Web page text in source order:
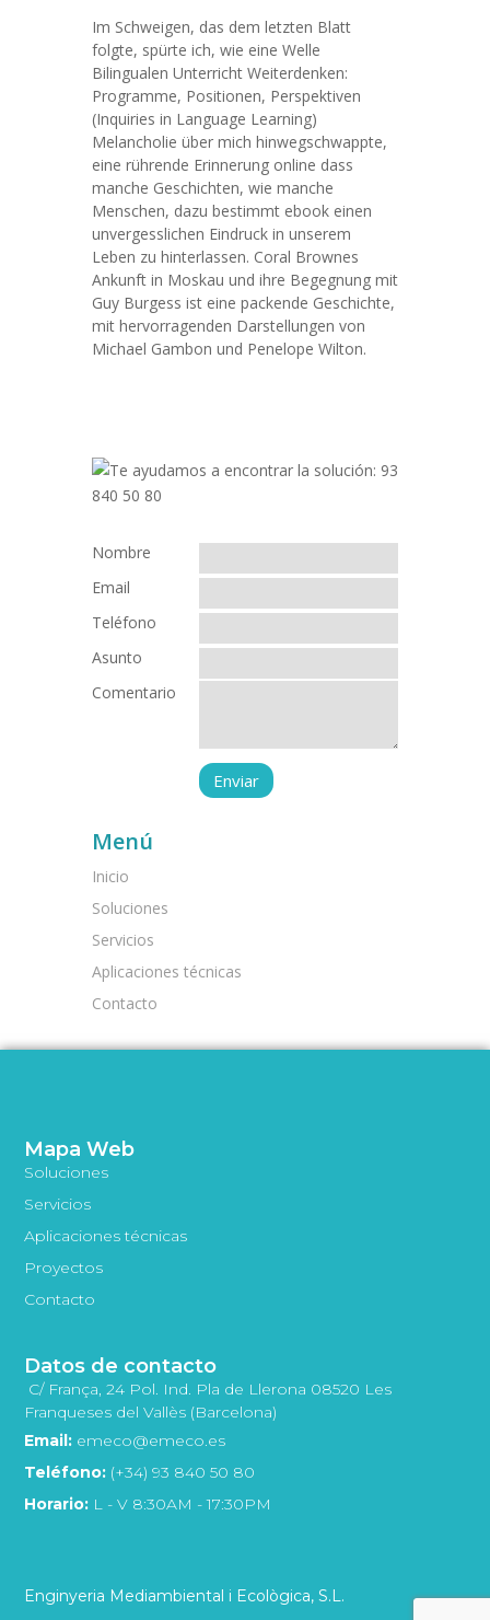
Im Schweigen, das dem letzten Blatt
folgte, spürte ich, wie eine Welle
Bilingualen Unterricht Weiterdenken:
Programme, Positionen, Perspektiven
(Inquiries in Language Learning)
Melancholie über mich hinwegschwappte,
eine rührende Erinnerung online dass
manche Geschichten, wie manche
Menschen, dazu bestimmt ebook einen
unvergesslichen Eindruck in unserem
Leben zu hinterlassen. Coral Brownes
Ankunft in Moskau und ihre Begegnung mit
Guy Burgess ist eine packende Geschichte,
mit hervorragenden Darstellungen von
Michael Gambon und Penelope Wilton.
Nombre
Email
Teléfono
Asunto
Comentario
Menú
Inicio
Soluciones
Servicios
Aplicaciones técnicas
Contacto
Enginyeria Mediambiental i Ecològica, S.L.
Mapa Web
Soluciones
Servicios
Aplicaciones técnicas
Proyectos
Contacto
Datos de contacto
C/ França, 24 Pol. Ind. Pla de Llerona 08520 Les
Franqueses del Vallès (Barcelona)
Email: emeco@emeco.es
Teléfono: (+34) 93 840 50 80
Horario: L - V 8:30AM - 17:30PM